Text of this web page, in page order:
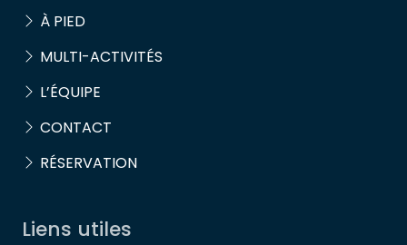
À PIED
MULTI-ACTIVITÉS
L’ÉQUIPE
CONTACT
RÉSERVATION
Liens utiles